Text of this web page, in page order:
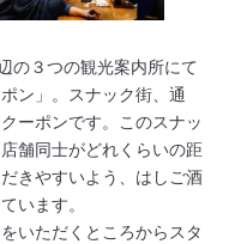
の３つの観光案内所にて
ン」。スナック街、通
ーポンです。このスナッ
舗同士がどれくらいの距
きやすいよう、はしご酒
います。
いただくところからスタ